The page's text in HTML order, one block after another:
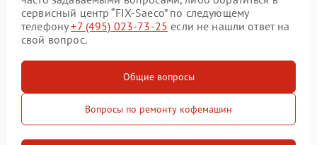
сервисный центр “FIX-Saeco” по следующему
телефону+7 (495) 023-73-25 если не нашли ответ на
свой вопрос.
Общие вопросы
Вопросы по ремонту кофемашин